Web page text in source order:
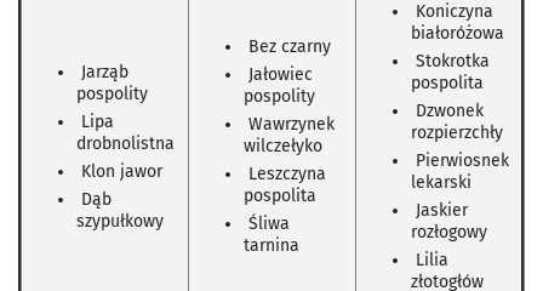
Jarząb
pospolity
Lipa
drobnolistna
Klon jawor
Dąb
szypułkowy
Bez czarny
Jałowiec
pospolity
Wawrzynek
wilczełyko
Leszczyna
pospolita
Śliwa
tarnina
Koniczyna
białoróżowa
Stokrotka
pospolita
Dzwonek
rozpierzchły
Pierwiosnek
lekarski
Jaskier
rozłogowy
Lilia
złotogłów